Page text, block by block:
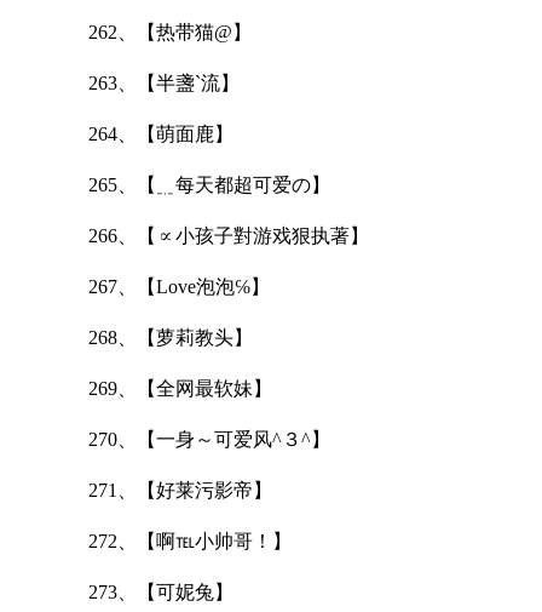
262、【热带猫@】
263、【半盞ˋ流】
264、【萌面鹿】
265、【﹎每天都超可爱の】
266、【∝小孩子對游戏狠执著】
267、【Love泡泡℅】
268、【萝莉教头】
269、【全网最软妹】
270、【一身～可爱风^３^】
271、【好莱污影帝】
272、【啊℡小帅哥！】
273、【可妮兔】